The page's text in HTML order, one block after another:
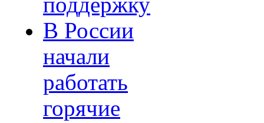
поддержку
В России
начали
работать
горячие